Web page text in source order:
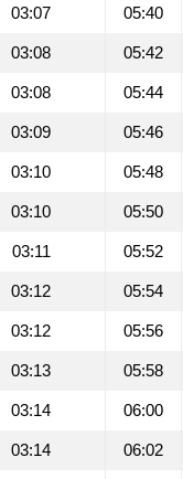
03:07 05:40
03:08 05:42
03:08 05:44
03:09 05:46
03:10 05:48
03:10 05:50
03:11 05:52
03:12 05:54
03:12 05:56
03:13 05:58
03:14 06:00
03:14 06:02